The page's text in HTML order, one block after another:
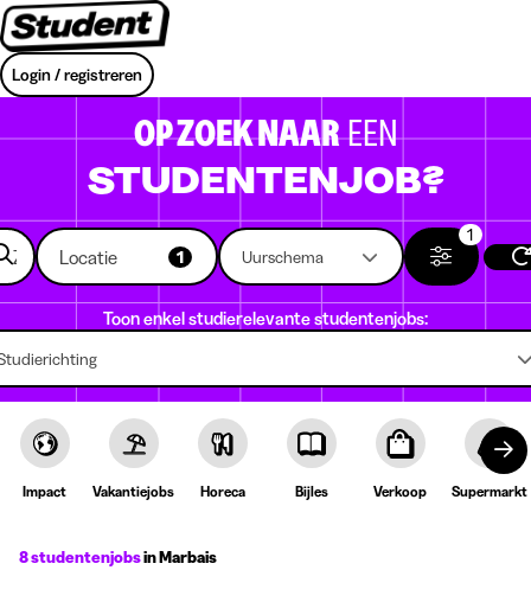
Login / registreren
OP ZOEK NAAREEN
STUDENTENJOB?
Locatie 1 Uurschema
1
Toon enkel studierelevante studentenjobs:
Impact Vakantiejobs Horeca Bijles Verkoop Supermarkt
8 studentenjobsin Marbais